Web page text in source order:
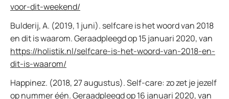
voor-dit-weekend/
Bulderij, A. (2019, 1 juni). selfcare is het woord van 2018
en dit is waarom. Geraadpleegd op 15 januari 2020, van
https://holistik.nl/selfcare-is-het-woord-van-2018-en-
dit-is-waarom/
Happinez. (2018, 27 augustus). Self-care: zo zet je jezelf
op nummer één. Geraadpleegd op 16 januari 2020, van